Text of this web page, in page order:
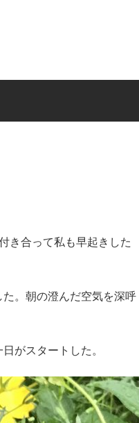
き合って私も早起きした
。朝の澄んだ空気を深呼
がスタートした。